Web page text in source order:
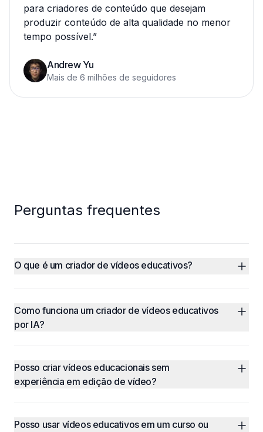
para criadores de conteúdo que desejam
produzir conteúdo de alta qualidade no menor
tempo possível.”
Andrew Yu
Mais de 6 milhões de seguidores
Perguntas frequentes
O que é um criador de vídeos educativos?
Como funciona um criador de vídeos educativos
por IA?
Posso criar vídeos educacionais sem
experiência em edição de vídeo?
Posso usar vídeos educativos em um curso ou